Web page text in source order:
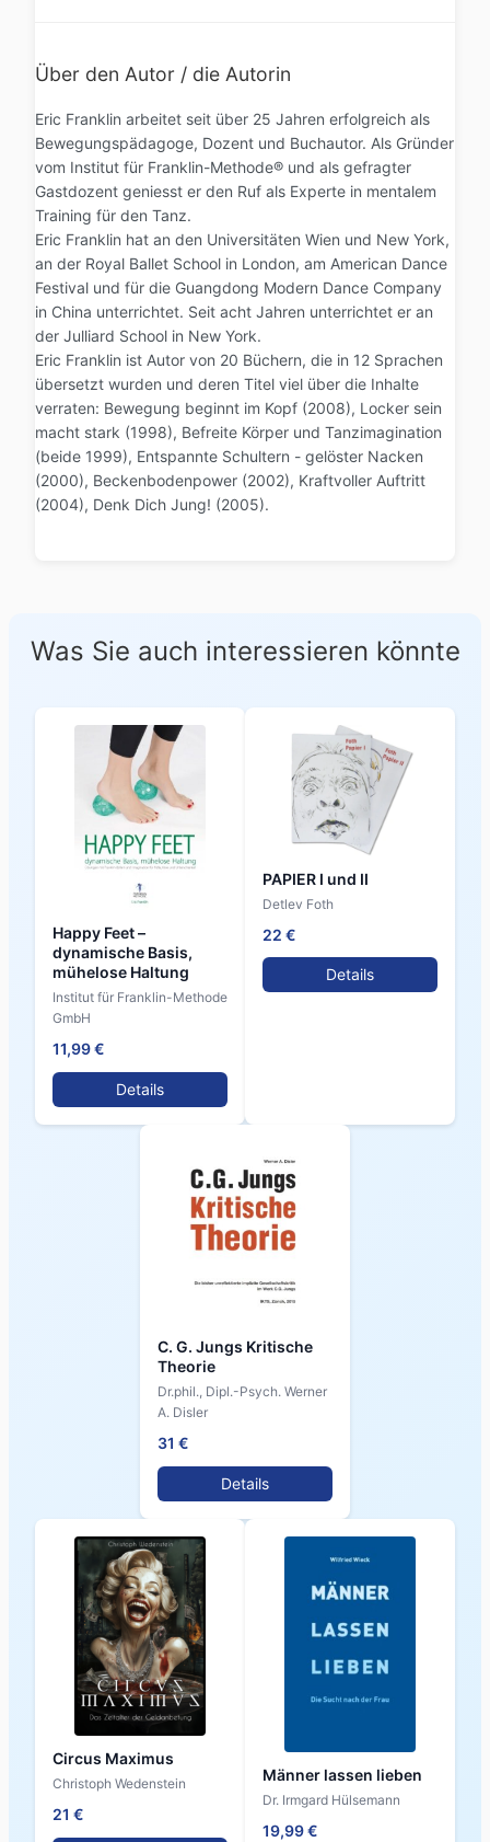
Über den Autor / die Autorin
Eric Franklin arbeitet seit über 25 Jahren erfolgreich als
Bewegungspädagoge, Dozent und Buchautor. Als Gründer
vom Institut für Franklin-Methode® und als gefragter
Gastdozent geniesst er den Ruf als Experte in mentalem
Training für den Tanz.
Eric Franklin hat an den Universitäten Wien und New York,
an der Royal Ballet School in London, am American Dance
Festival und für die Guangdong Modern Dance Company
in China unterrichtet. Seit acht Jahren unterrichtet er an
der Julliard School in New York.
Eric Franklin ist Autor von 20 Büchern, die in 12 Sprachen
übersetzt wurden und deren Titel viel über die Inhalte
verraten: Bewegung beginnt im Kopf (2008), Locker sein
macht stark (1998), Befreite Körper und Tanzimagination
(beide 1999), Entspannte Schultern - gelöster Nacken
(2000), Beckenbodenpower (2002), Kraftvoller Auftritt
(2004), Denk Dich Jung! (2005).
Was Sie auch interessieren könnte
Happy Feet –
dynamische Basis,
mühelose Haltung
Institut für Franklin-Methode
GmbH
11,99 €
Details
PAPIER I und II
Detlev Foth
22 €
Details
C. G. Jungs Kritische
Theorie
Dr.phil., Dipl.-Psych. Werner
A. Disler
31 €
Details
Circus Maximus
Christoph Wedenstein
21 €
Männer lassen lieben
Dr. Irmgard Hülsemann
19,99 €